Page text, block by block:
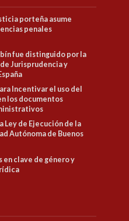
porteña asume
penales
fue distinguido por la
Jurisprudencia y
Incentivar el uso del
los documentos
Ley de Ejecución de la
Autónoma de Buenos
clave de género y